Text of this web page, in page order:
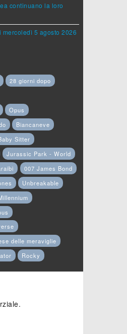
continuano la loro
5 agosto 2026
28 giorni dopo
Opus
Biancaneve
Sitter
Jurassic Park - World
007 James Bond
Unbreakable
delle meraviglie
Rocky